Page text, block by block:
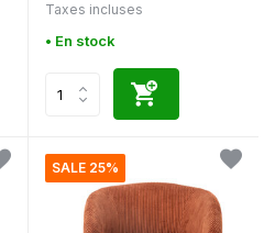
Taxes incluses
• En stock
SALE 25%